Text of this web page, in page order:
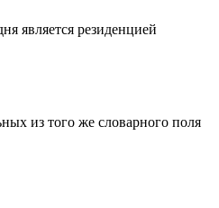
является резиденцией
из того же словарного поля